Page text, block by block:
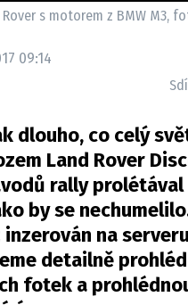
ELEKTRO
NOVINKY ZE SVĚTA EV
TESTY ELEKTROMOBILŮ
RALLY
OSTATNÍ
TISKOVKY
ROZHOVORY
DAKAR
s motorem z BMW M3,
09:14
dlouho, co celý
Land Rover
rally
by se
na
detailně
fotek a